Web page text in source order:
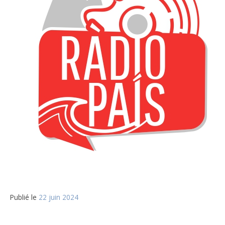
Publié le 22 juin 2024